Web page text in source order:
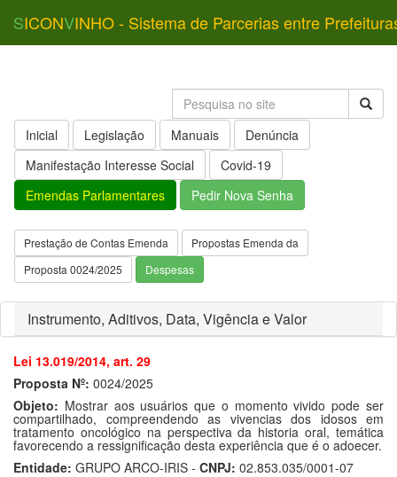
SICONVINHO - Sistema de Parcerias entre
Inicial Legislação Manuais
Denúncia
Manifestação Interesse Social
Covid-19
Emendas Parlamentares
Pedir Nova Senha
Prestação de Contas Emenda
Propostas Emenda da
Proposta 0024/2025
Despesas
Instrumento, Aditivos, Data, Vigência e Valor
Lei 13.019/2014, art. 29
Proposta Nº: 0024/2025
Objeto: Mostrar aos usuários que o momento vivido pode ser
compartilhado, compreendendo as vivencias dos idosos em
tratamento oncológico na perspectiva da historia oral, temática
favorecendo a ressignificação desta experiência que é o adoecer.
Entidade: GRUPO ARCO-IRIS - CNPJ: 02.853.035/0001-07